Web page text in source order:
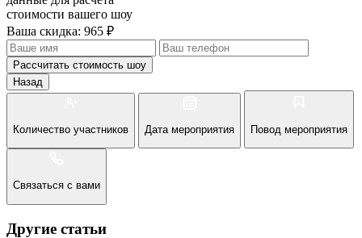
стоимости вашего шоу
Ваша скидка: 965 ₽
Рассчитать стоимость шоу
Назад
Количество участников Дата мероприятия Повод мероприятия
Связаться с вами
Другие статьи